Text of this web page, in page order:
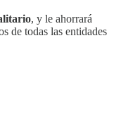
, y le ahorrará
de todas las entidades